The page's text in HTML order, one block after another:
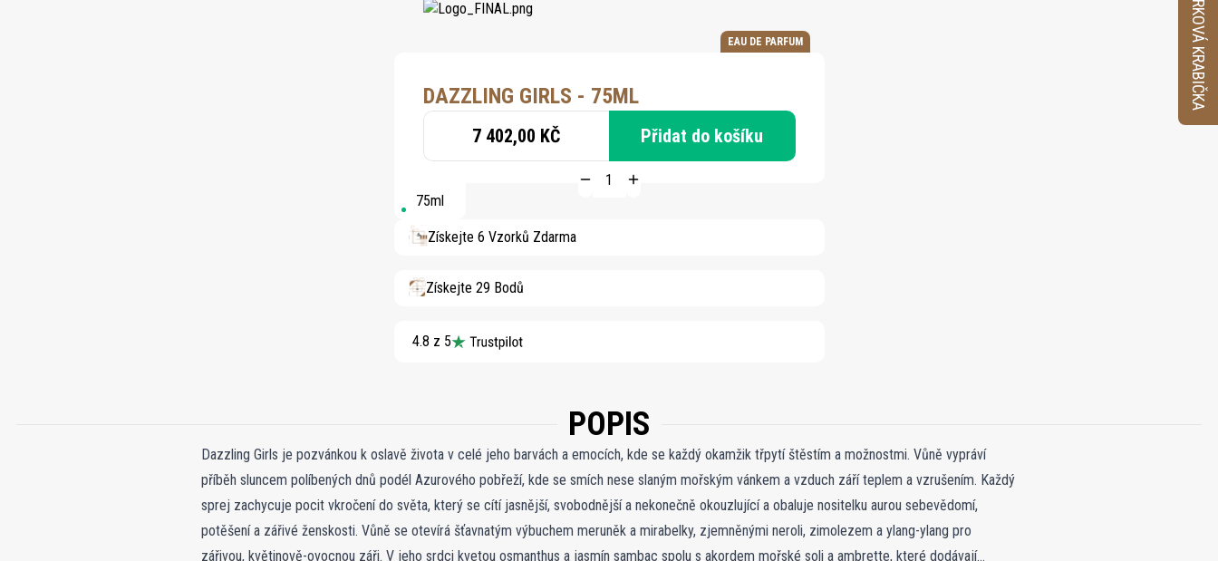
EAU DE PARFUM
DAZZLING GIRLS - 75ML
7 402,00 KČ Přidat do košíku
75ml
Získejte 6 Vzorků Zdarma
Získejte 29 Bodů
4.8 z 5
POPIS
Dazzling Girls je pozvánkou k oslavě života v celé jeho barvách a emocích, kde se každý okamžik třpytí štěstím a možnostmi. Vůně vypráví
příběh sluncem políbených dnů podél Azurového pobřeží, kde se smích nese slaným mořským vánkem a vzduch září teplem a vzrušením. Každý
sprej zachycuje pocit vkročení do světa, který se cítí jasnější, svobodnější a nekonečně okouzlující a obaluje nositelku aurou sebevědomí,
potěšení a zářivé ženskosti. Vůně se otevírá šťavnatým výbuchem meruněk a mirabelky, zjemněnými neroli, zimolezem a ylang-ylang pro
zářivou, květinově-ovocnou záři. V jeho srdci kvetou osmanthus a jasmín sambac spolu s akordem mořské soli a ambrette, které dodávají
VZORKOVÁ KRABIČKA